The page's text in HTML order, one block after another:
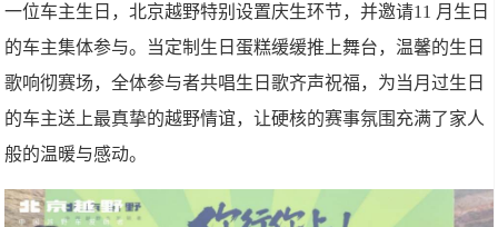
一位车主生日，北京越野特别设置庆生环节，并邀请11 月生日
的车主集体参与。当定制生日蛋糕缓缓推上舞台，温馨的生日
歌响彻赛场，全体参与者共唱生日歌齐声祝福，为当月过生日
的车主送上最真挚的越野情谊，让硬核的赛事氛围充满了家人
般的温暖与感动。